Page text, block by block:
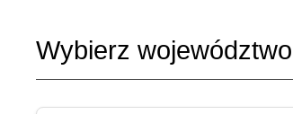
Wybierz województwo